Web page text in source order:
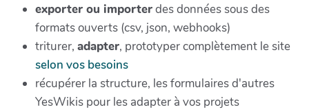
exporter ou importerdes données sous des
formats ouverts (csv, json, webhooks)
triturer, adapter, prototyper complètement le site
selon vos besoins
récupérer la structure, les formulaires d'autres
YesWikis pour les adapter à vos projets